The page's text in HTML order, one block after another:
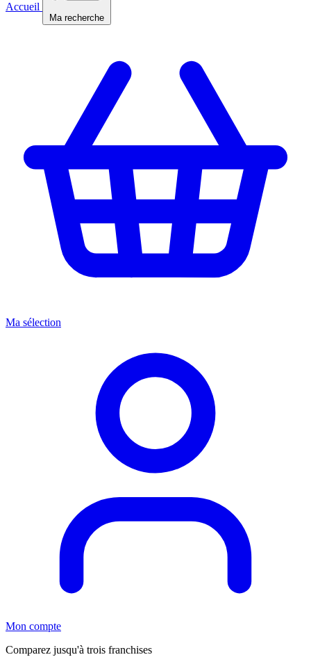
Accueil
Ma recherche
Ma sélection
Mon compte
Comparez jusqu'à trois franchises